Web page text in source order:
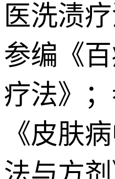
医洗渍疗
参编《
疗法》
《皮肤